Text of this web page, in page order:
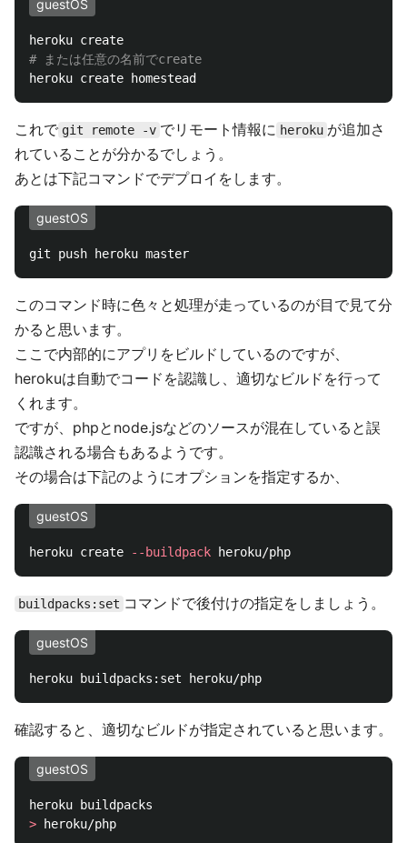
guestOS
# または任意の名前でcreate
これで git remote -v でリモート情報に heroku が追加さ
れていることが分かるでしょう。
あとは下記コマンドでデプロイをします。
guestOS
このコマンド時に色々と処理が走っているのが目で見て分
かると思います。
ここで内部的にアプリをビルドしているのですが、
herokuは自動でコードを認識し、適切なビルドを行って
くれます。
ですが、phpとnode.jsなどのソースが混在していると誤
認識される場合もあるようです。
その場合は下記のようにオプションを指定するか、
guestOS
heroku create --buildpack
buildpacks:set コマンドで後付けの指定をしましょう。
guestOS
確認すると、適切なビルドが指定されていると思います。
guestOS
>